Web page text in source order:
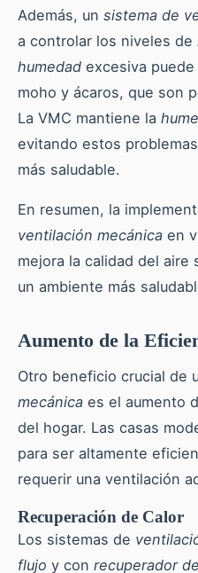
Además, un sistema de
a controlar los niveles de
humedad excesiva
moho y ácaros, que son
La VMC mantiene la
evitando estos
más saludable.
En resumen, la
ventilación mecánica en
mejora la calidad del aire
un ambiente más
Aumento de la
Otro beneficio crucial de
mecánica es el aumento
del hogar. Las casas
para ser altamente
requerir una ventilación
Recuperación de Calor
Los sistemas de
flujo y con recuperador